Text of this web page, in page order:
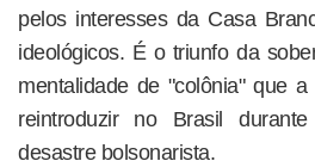
pelos interesses da Casa
ideológicos. É o triunfo da
mentalidade de "colônia" que
reintroduzir no Brasil
desastre bolsonarista.